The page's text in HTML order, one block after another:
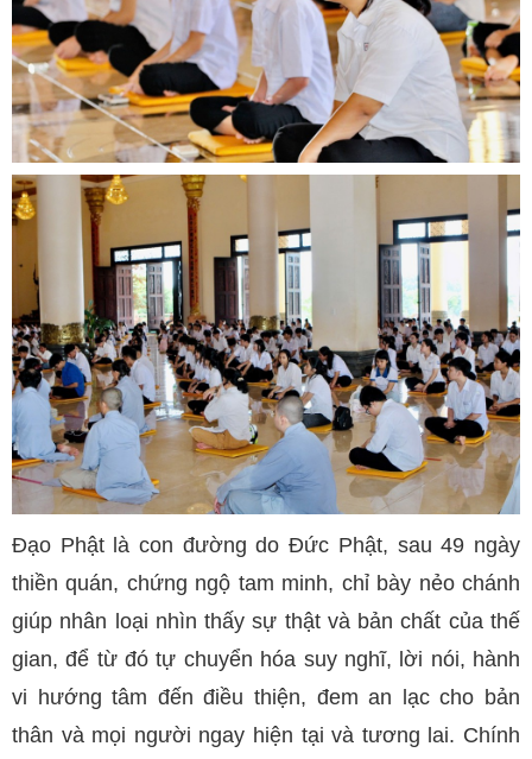
Đạo Phật là con đường do Đức Phật, sau 49 ngày
thiền quán, chứng ngộ tam minh, chỉ bày nẻo chánh
giúp nhân loại nhìn thấy sự thật và bản chất của thế
gian, để từ đó tự chuyển hóa suy nghĩ, lời nói, hành
vi hướng tâm đến điều thiện, đem an lạc cho bản
thân và mọi người ngay hiện tại và tương lai. Chính